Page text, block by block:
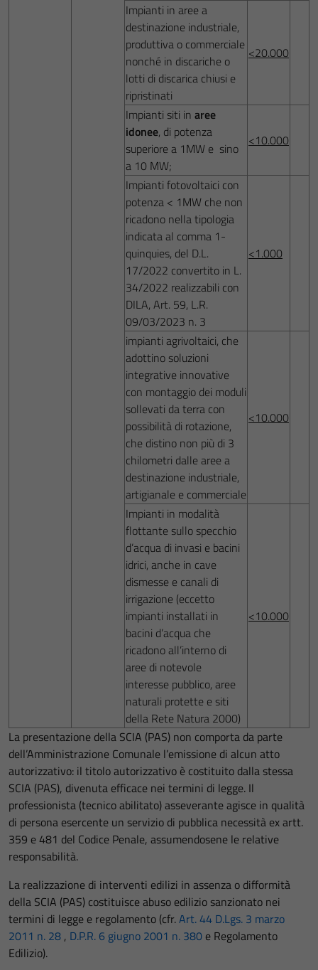
Impianti in aree a
destinazione industriale,
produttiva o commerciale
nonché in discariche o
lotti di discarica chiusi e
ripristinati
<20.000
Impianti siti in aree
idonee, di potenza
superiore a 1MW e sino
a 10 MW;
<10.000
Impianti fotovoltaici con
potenza < 1MW che non
ricadono nella tipologia
indicata al comma 1-
quinquies, del D.L.
17/2022 convertito in L.
34/2022 realizzabili con
DILA, Art. 59, L.R.
09/03/2023 n. 3
<1.000
impianti agrivoltaici, che
adottino soluzioni
integrative innovative
con montaggio dei moduli
sollevati da terra con
possibilità di rotazione,
che distino non più di 3
chilometri dalle aree a
destinazione industriale,
artigianale e commerciale
<10.000
Impianti in modalità
flottante sullo specchio
d’acqua di invasi e bacini
idrici, anche in cave
dismesse e canali di
irrigazione (eccetto
impianti installati in
bacini d’acqua che
ricadono all’interno di
aree di notevole
interesse pubblico, aree
naturali protette e siti
della Rete Natura 2000)
<10.000
La presentazione della SCIA (PAS) non comporta da parte
dell’Amministrazione Comunale l’emissione di alcun atto
autorizzativo: il titolo autorizzativo è costituito dalla stessa
SCIA (PAS), divenuta efficace nei termini di legge. Il
professionista (tecnico abilitato) asseverante agisce in qualità
di persona esercente un servizio di pubblica necessità ex artt.
359 e 481 del Codice Penale, assumendosene le relative
responsabilità.
La realizzazione di interventi edilizi in assenza o difformità
della SCIA (PAS) costituisce abuso edilizio sanzionato nei
termini di legge e regolamento (cfr.Art. 44 D.Lgs. 3 marzo
2011 n. 28 , D.P.R. 6 giugno 2001 n. 380 e Regolamento
Edilizio).